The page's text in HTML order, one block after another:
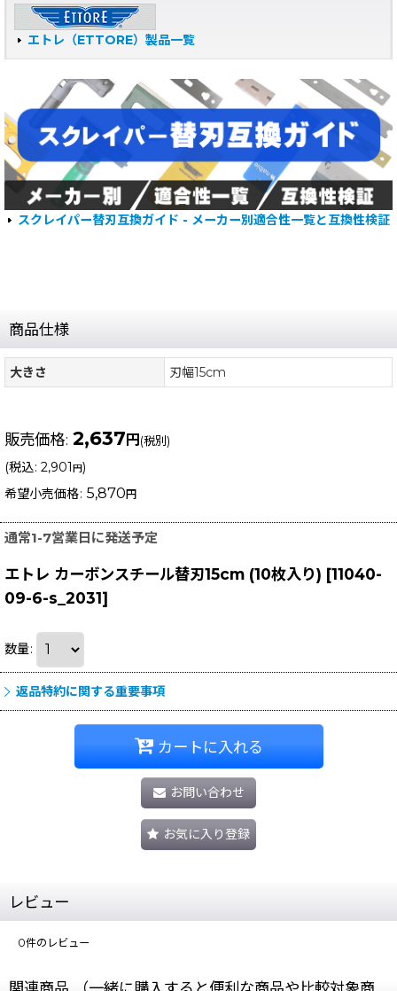
エトレ（ETTORE）製品一覧
スクレイパー替刃互換ガイド - メーカー別適合性一覧と互換性検証
商品仕様
大きさ 刃幅15cm
販売価格: 2,637円(税別)
(税込: 2,901円)
希望小売価格: 5,870 円
通常1-7営業日に発送予定
エトレ カーボンスチール替刃15cm (10枚入り) [11040-
09-6-s_2031]
数量:
返品特約に関する重要事項
カートに入れる
お問い合わせ
お気に入り登録
レビュー
0件のレビュー